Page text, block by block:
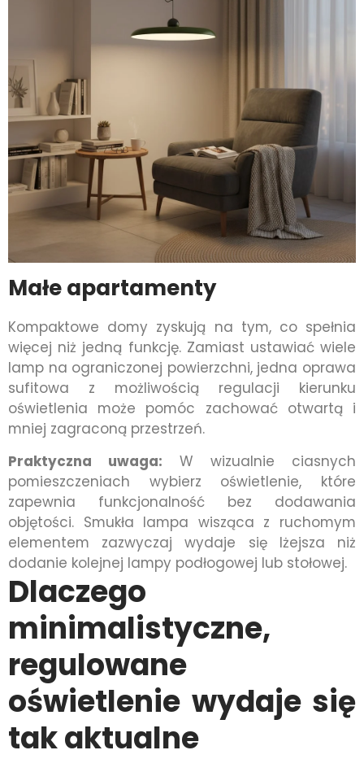
Małe apartamenty
Kompaktowe domy zyskują na tym, co spełnia
więcej niż jedną funkcję. Zamiast ustawiać wiele
lamp na ograniczonej powierzchni, jedna oprawa
sufitowa z możliwością regulacji kierunku
oświetlenia może pomóc zachować otwartą i
mniej zagraconą przestrzeń.
Praktyczna uwaga: W wizualnie ciasnych
pomieszczeniach wybierz oświetlenie, które
zapewnia funkcjonalność bez dodawania
objętości. Smukła lampa wisząca z ruchomym
elementem zazwyczaj wydaje się lżejsza niż
dodanie kolejnej lampy podłogowej lub stołowej.
Dlaczego
minimalistyczne,
regulowane
oświetlenie wydaje się
tak aktualne